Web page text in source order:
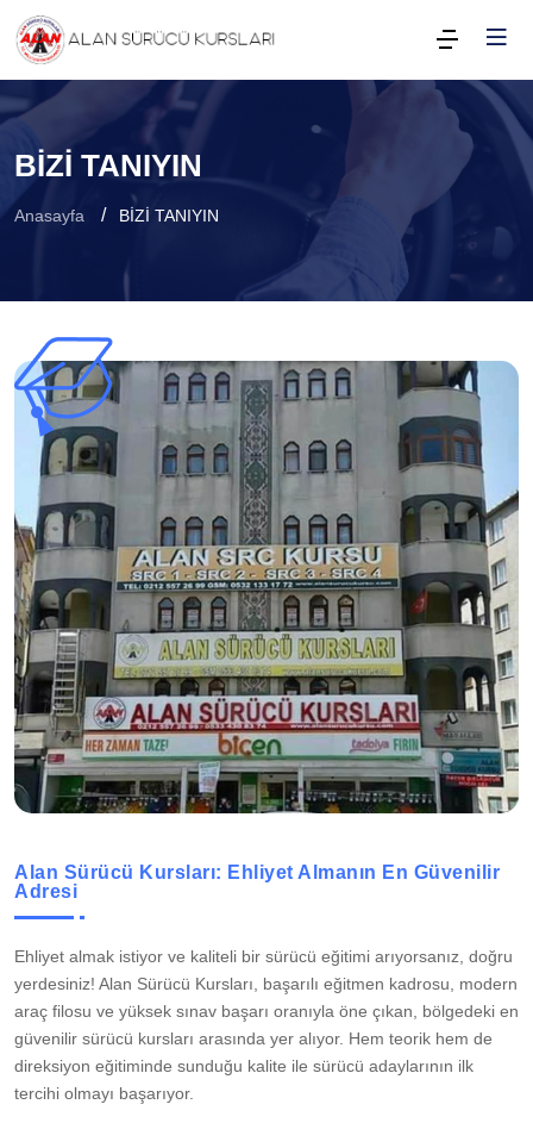
BİZİ TANIYIN
Anasayfa BİZİ TANIYIN
Alan Sürücü Kursları: Ehliyet Almanın En Güvenilir
Adresi
Ehliyet almak istiyor ve kaliteli bir sürücü eğitimi arıyorsanız, doğru
yerdesiniz! Alan Sürücü Kursları, başarılı eğitmen kadrosu, modern
araç filosu ve yüksek sınav başarı oranıyla öne çıkan, bölgedeki en
güvenilir sürücü kursları arasında yer alıyor. Hem teorik hem de
direksiyon eğitiminde sunduğu kalite ile sürücü adaylarının ilk
tercihi olmayı başarıyor.